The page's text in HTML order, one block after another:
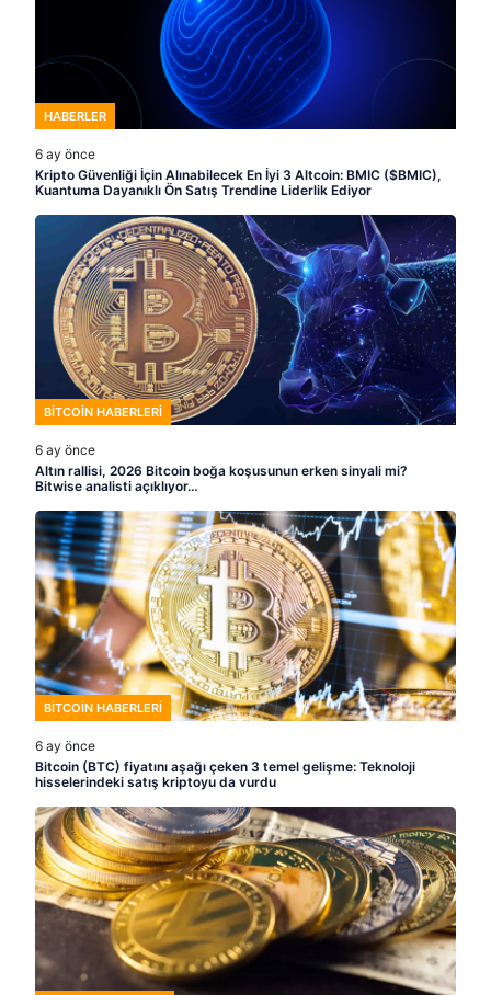
HABERLER
6 ay önce
Kripto Güvenliği İçin Alınabilecek En İyi 3 Altcoin: BMIC ($BMIC),
Kuantuma Dayanıklı Ön Satış Trendine Liderlik Ediyor
BITCOIN HABERLERI
6 ay önce
Altın rallisi, 2026 Bitcoin boğa koşusunun erken sinyali mi?
Bitwise analisti açıklıyor…
BITCOIN HABERLERI
6 ay önce
Bitcoin (BTC) fiyatını aşağı çeken 3 temel gelişme: Teknoloji
hisselerindeki satış kriptoyu da vurdu